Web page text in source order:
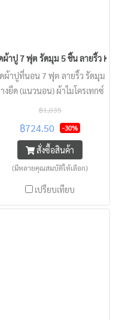
หนา 2 - 22 นิ้ว
ผ้าปู 7 ฟุต รัดมุม 5 ชิ้น ลายริ้ว
ผ้าปูที่นอน 7 ฟุต ลายริ้ว รัดมุม
งยืด (แนวนอน) ผ้าไมโครเทกซ์
KISS แบบโรงแรม นุ่มลื่น
ครอบคลุมทุกความหนาที่นอน
สัมผสเย็น นอนสบาย
฿1,035
฿724.50 -30%
สั่งซื้อสินค้า
(มีหลายคุณสมบัติให้เลือก)
เปรียบเทียบ